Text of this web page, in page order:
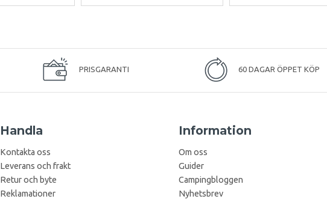
PRISGARANTI 60 DAGAR ÖPPET KÖP
Handla
Kontakta oss
Leverans och frakt
Retur och byte
Reklamationer
Information
Om oss
Guider
Campingbloggen
Nyhetsbrev